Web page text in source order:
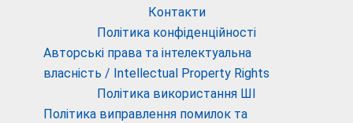
Контакти
Політика конфіденційності
Авторські права та інтелектуальна
власність / Intellectual Property Rights
Політика використання ШІ
Політика виправлення помилок та